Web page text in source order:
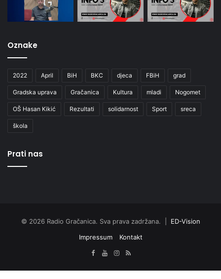
Oznake
2022 April BiH BKC djeca FBiH grad
Gradska uprava Gračanica Kultura mladi Nogomet
OŠ Hasan Kikić Rezultati solidarnost Sport sreca
škola
Prati nas
© 2026 Radio Gračanica. Sva prava zadržana. | ED-Vision
Impressum
Kontakt